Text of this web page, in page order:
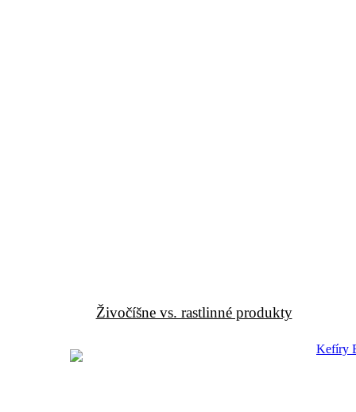
Živočíšne vs. rastlinné produkty